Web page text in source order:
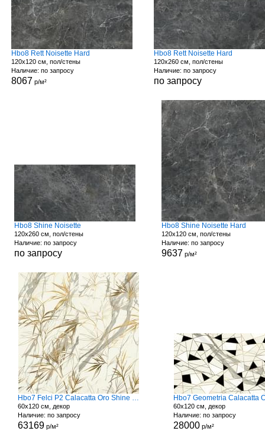
Hbo8 Rett Noisette Hard
120x120 см, пол/стены
Наличие: по запросу
8067 р/м²
Hbo8 Rett Noisette Hard
120x260 см, пол/стены
Наличие: по запросу
по запросу
Hbo8 Shine Noisette
120x260 см, пол/стены
Наличие: по запросу
по запросу
Hbo8 Shine Noisette Hard
120x120 см, пол/стены
Наличие: по запросу
9637 р/м²
Hbo7 Felci P2 Calacatta Oro Shine Rett
60x120 см, декор
Наличие: по запросу
63169 р/м²
60x120 см, декор
Наличие: по запросу
28000 р/м²